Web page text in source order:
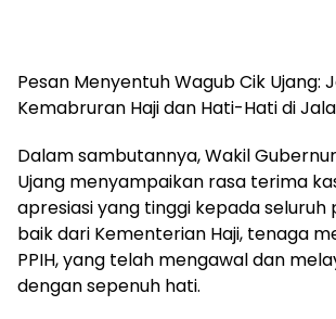
Pesan Menyentuh Wagub Cik Ujang:
Kemabruran Haji dan Hati-Hati di
Dalam sambutannya, Wakil Gubernur
Ujang menyampaikan rasa terima
apresiasi yang tinggi kepada seluruh
baik dari Kementerian Haji, tenaga
PPIH, yang telah mengawal dan
dengan sepenuh hati.